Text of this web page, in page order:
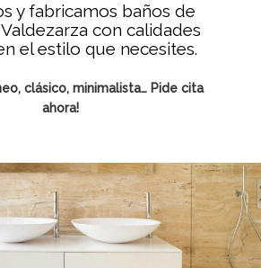
y fabricamos baños de
con calidades
el estilo que necesites.
clásico, minimalista… Pide cita
ahora!